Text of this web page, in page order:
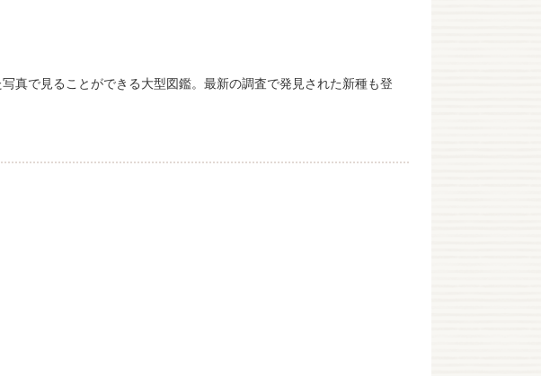
真で見ることができる大型図鑑。最新の調査で発見された新種も登